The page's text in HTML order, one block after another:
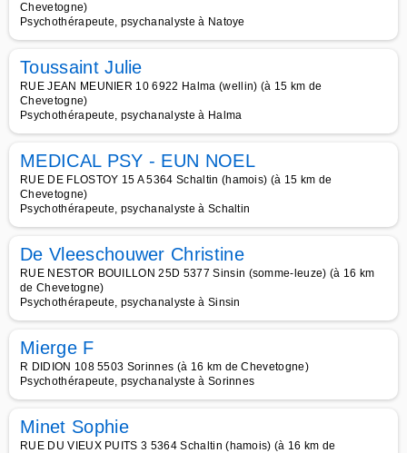
Chevetogne)
Psychothérapeute, psychanalyste à Natoye
Toussaint Julie
RUE JEAN MEUNIER 10 6922 Halma (wellin) (à 15 km de
Chevetogne)
Psychothérapeute, psychanalyste à Halma
MEDICAL PSY - EUN NOEL
RUE DE FLOSTOY 15 A 5364 Schaltin (hamois) (à 15 km de
Chevetogne)
Psychothérapeute, psychanalyste à Schaltin
De Vleeschouwer Christine
RUE NESTOR BOUILLON 25D 5377 Sinsin (somme-leuze) (à 16 km
de Chevetogne)
Psychothérapeute, psychanalyste à Sinsin
Mierge F
R DIDION 108 5503 Sorinnes (à 16 km de Chevetogne)
Psychothérapeute, psychanalyste à Sorinnes
Minet Sophie
RUE DU VIEUX PUITS 3 5364 Schaltin (hamois) (à 16 km de